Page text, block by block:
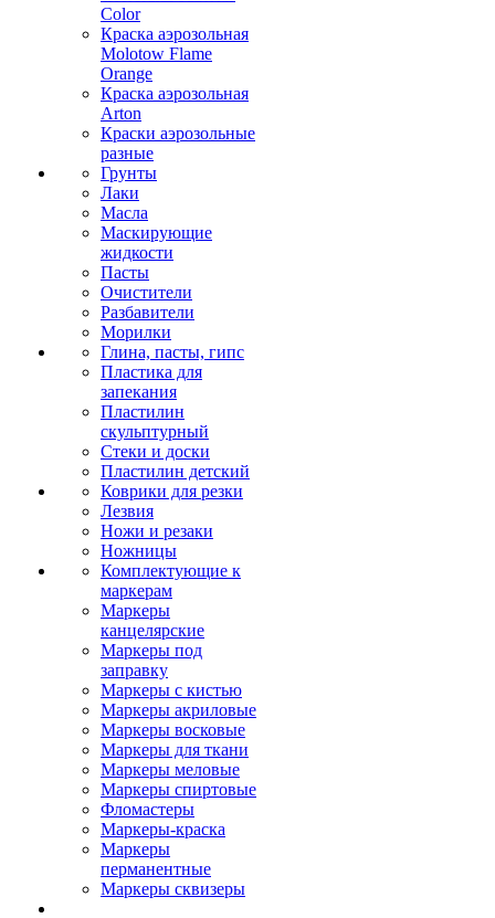
Color
Краска аэрозольная
Molotow Flame
Orange
Краска аэрозольная
Arton
Краски аэрозольные
разные
Грунты
Лаки
Масла
Маскирующие
жидкости
Пасты
Очистители
Разбавители
Морилки
Глина, пасты, гипс
Пластика для
запекания
Пластилин
скульптурный
Стеки и доски
Пластилин детский
Коврики для резки
Лезвия
Ножи и резаки
Ножницы
Комплектующие к
маркерам
Маркеры
канцелярские
Маркеры под
заправку
Маркеры с кистью
Маркеры акриловые
Маркеры восковые
Маркеры для ткани
Маркеры меловые
Маркеры спиртовые
Фломастеры
Маркеры-краска
Маркеры
перманентные
Маркеры сквизеры